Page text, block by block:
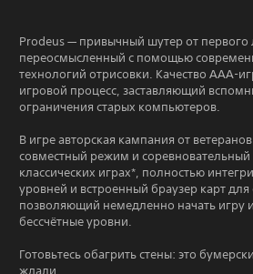
Prodeus — привычный шутер от первого
переосмысленный с помощью
технологий отрисовки. Качество ААА-
игровой процесс, заставляющий
ограничения старых компьютеров.
В игре авторская кампания от
совместный режим и
классических играх*, полностью
уровней и встроенный браузер карт для
позволяющий немедленно начать игру
бессчётные уровни.
Готовьтесь обагрить стены: это
ждали.